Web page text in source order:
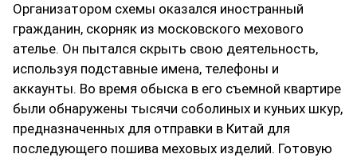
Организатором схемы оказался иностранный
гражданин, скорняк из московского мехового
ателье. Он пытался скрыть свою деятельность,
используя подставные имена, телефоны и
аккаунты. Во время обыска в его съемной квартире
были обнаружены тысячи соболиных и куньих шкур,
предназначенных для отправки в Китай для
последующего пошива меховых изделий. Готовую